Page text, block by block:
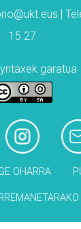
|
15 27
garatua
OHARRA